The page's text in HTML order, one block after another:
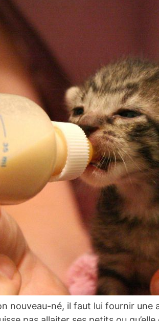
nouveau-né, il faut lui fournir